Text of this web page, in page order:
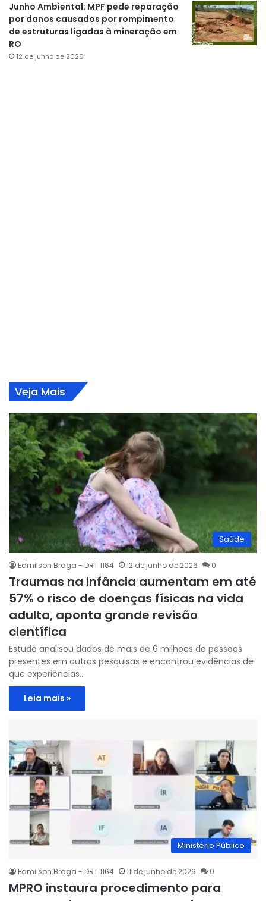
Junho Ambiental: MPF pede reparação
por danos causados por rompimento
de estruturas ligadas à mineração em
RO
12 de junho de 2026
Veja Mais
Saúde
Edmilson Braga - DRT 1164 12 de junho de 2026 0
Traumas na infância aumentam em até
57% o risco de doenças físicas na vida
adulta, aponta grande revisão
científica
Estudo analisou dados de mais de 6 milhões de pessoas
presentes em outras pesquisas e encontrou evidências de
que experiências…
Leia mais »
Ministério Público
Edmilson Braga - DRT 1164 11 de junho de 2026 0
MPRO instaura procedimento para